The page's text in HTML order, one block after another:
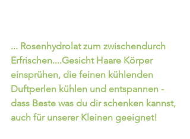
... Rosenhydrolat zum zwischendurch
Erfrischen....Gesicht Haare Körper
einsprühen, die feinen kühlenden
Duftperlen kühlen und entspannen -
dass Beste was du dir schenken kannst,
auch für unserer Kleinen geeignet!